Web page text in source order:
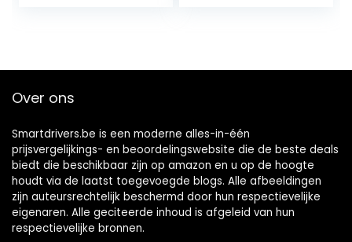
Over ons
Smartdrivers.be is een moderne alles-in-één
prijsvergelijkings- en beoordelingswebsite die de beste deals
biedt die beschikbaar zijn op amazon en u op de hoogte
houdt via de laatst toegevoegde blogs. Alle afbeeldingen
zijn auteursrechtelijk beschermd door hun respectievelijke
eigenaren. Alle geciteerde inhoud is afgeleid van hun
respectievelijke bronnen.